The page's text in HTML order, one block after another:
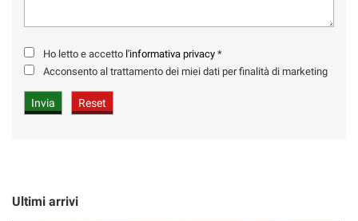
Ho letto e accetto l'informativa privacy *
Acconsento al trattamento dei miei dati per finalità di marketing
Ultimi arrivi